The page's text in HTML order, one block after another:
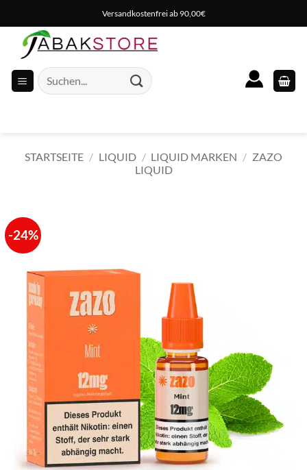
Inhalt
springen
Versandkostenfrei ab 90,00€
Suche
nach:
STARTSEITE / LIQUID / LIQUID MARKEN / ZAZO
LIQUID
-24%